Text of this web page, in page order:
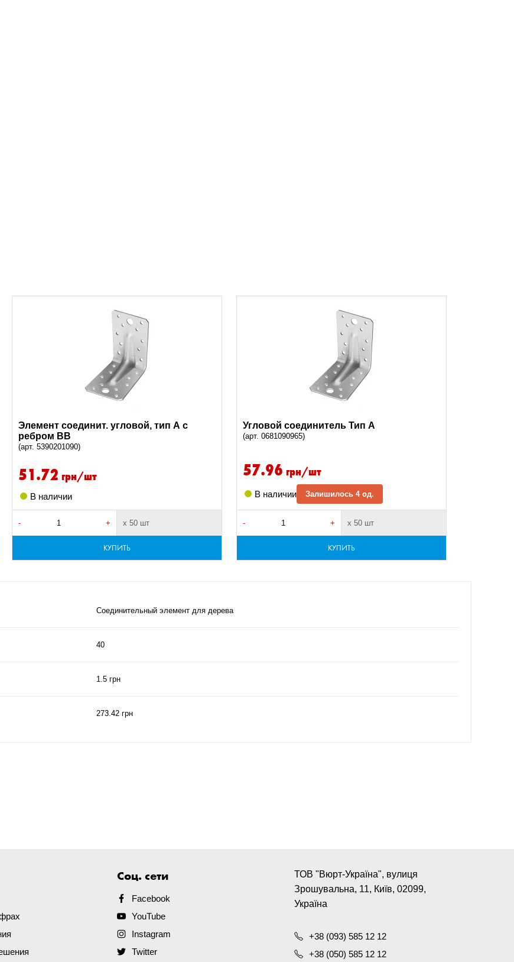
Элемент соединит. угловой, тип А с
ребром ВВ
(арт. 5390201090)
51.72 грн/шт
В наличии
- + х 50 шт
КУПИТЬ
Угловой соединитель Тип A
(арт. 0681090965)
57.96 грн/шт
В наличии Залишилось 4 од.
- + х 50 шт
КУПИТЬ
Соединительный элемент для дерева
40
1.5 грн
273.42 грн
Соц. сети
Facebook
YouTube
Instagram
Twitter
ТОВ "Вюрт-Україна", вулиця
Зрошувальна, 11, Київ, 02099,
Україна
+38 (093) 585 12 12
+38 (050) 585 12 12